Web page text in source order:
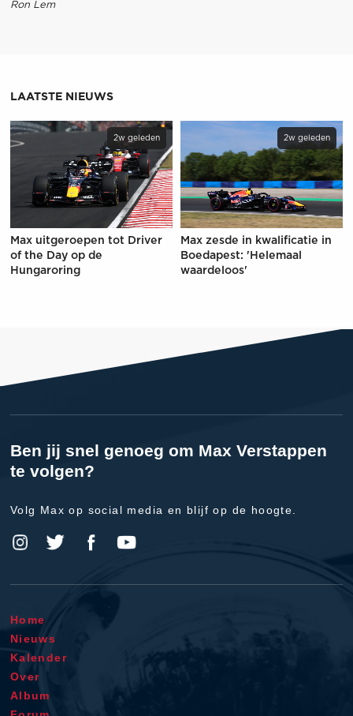
Ron Lem
LAATSTE NIEUWS
2w geleden
Max uitgeroepen tot Driver
of the Day op de
Hungaroring
2w geleden
Max zesde in kwalificatie in
Boedapest: 'Helemaal
waardeloos'
Ben jij snel genoeg om Max Verstappen
te volgen?
Volg Max op social media en blijf op de hoogte.
Home
Nieuws
Kalender
Over
Album